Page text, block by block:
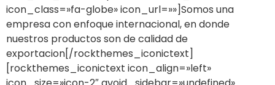
icon_class=»fa-globe» icon_url=»»]Somos una
empresa con enfoque internacional, en donde
nuestros productos son de calidad de
exportacion[/rockthemes_iconictext]
[rockthemes_iconictext icon_align=»left»